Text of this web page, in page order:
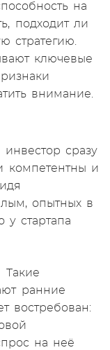
на
подходит ли
стратегию.
ключевые
внимание.
сразу
компетентны и
опытных в
у стартапа
Такие
ранние
востребован:
на неё